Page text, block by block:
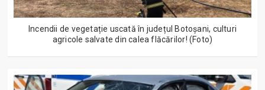
Incendii de vegetație uscată în județul Botoșani, culturi
agricole salvate din calea flăcărilor! (Foto)